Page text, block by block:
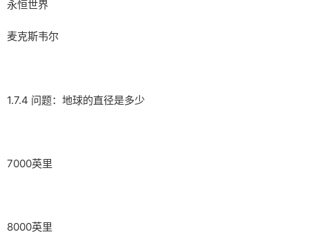
永恒世界
麦克斯韦尔
1.7.4 问题：地球的直径是多少
7000英里
8000英里